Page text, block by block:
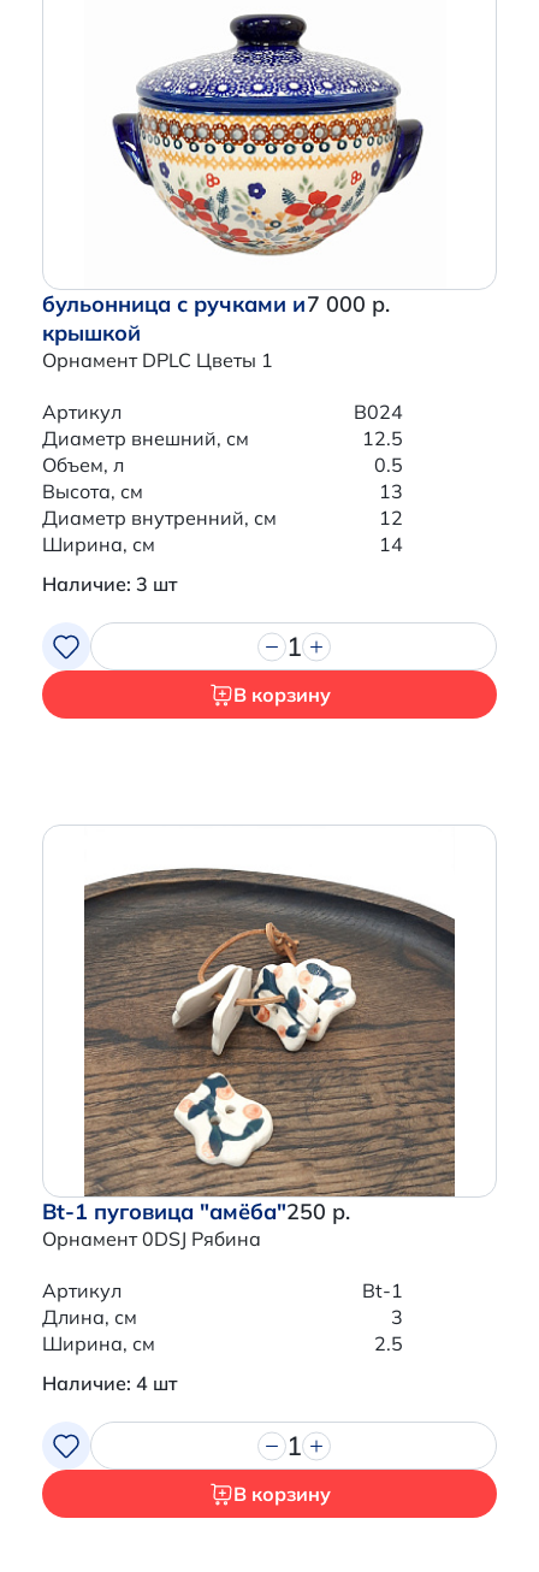
бульонница с ручками и
крышкой
Орнамент DPLC Цветы 1
7 000 р.
Артикул
B024
Диаметр внешний, см
12.5
Объем, л
0.5
Высота, см
13
Диаметр внутренний, см
12
Ширина, см
14
Наличие: 3 шт
1
В корзину
Bt-1 пуговица "амёба"
Орнамент 0DSJ Рябина
250 р.
Артикул
Bt-1
Длина, см
3
Ширина, см
2.5
Наличие: 4 шт
1
В корзину